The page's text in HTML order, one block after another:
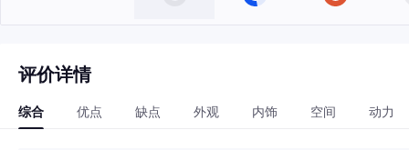
评价详情
综合 优点 缺点 外观 内饰 空间 动力